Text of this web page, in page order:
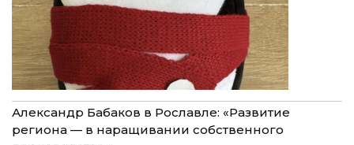
Александр Бабаков в Рославле: «Развитие
региона — в наращивании собственного